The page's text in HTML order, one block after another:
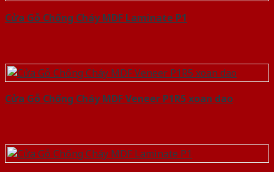
Cửa Gỗ Chống Cháy MDF Laminate P1
Cửa Gỗ Chống Cháy MDF Veneer P1R5 xoan dao